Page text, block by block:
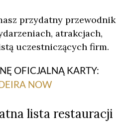
przydatny przewodnik
atrakcjach,
uczestniczących firm.
OFICJALNĄ KARTY:
NOW
lista restauracji